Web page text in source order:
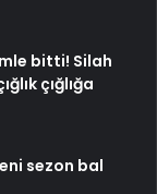
bitti! Silah
çığlığa
sezon bal